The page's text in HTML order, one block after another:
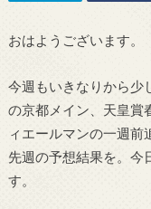
おはようございます。
今週もいきなりから少
の京都メイン、天皇賞
ィエールマンの一週前
先週の予想結果を。今
す。